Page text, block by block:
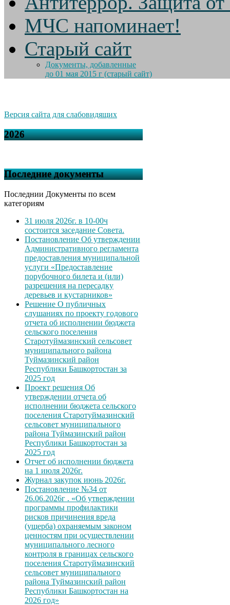
МЧС напоминает!
Старый сайт
Документы, добавленные
до 01 мая 2015 г (старый сайт)
Версия сайта для слабовидящих
2026
Последние документы
Последнии Документы по всем
категориям
31 июля 2026г. в 10-00ч
состоится заседание Совета.
Постановление Об утверждении
Административного регламента
предоставления муниципальной
услуги «Предоставление
порубочного билета и (или)
разрешения на пересадку
деревьев и кустарников»
Решение О публичных
слушаниях по проекту годового
отчета об исполнении бюджета
сельского поселения
Старотуймазинский сельсовет
муниципального района
Туймазинский район
Республики Башкортостан за
2025 год
Проект решения Об
утверждении отчета об
исполнении бюджета сельского
поселения Старотуймазинский
сельсовет муниципального
района Туймазинский район
Республики Башкортостан за
2025 год
Отчет об исполнении бюджета
на 1 июля 2026г.
Журнал закупок июнь 2026г.
Постановление №34 от
26.06.2026г . «Об утверждении
программы профилактики
рисков причинения вреда
(ущерба) охраняемым законом
ценностям при осуществлении
муниципального лесного
контроля в границах сельского
поселения Старотуймазинский
сельсовет муниципального
района Туймазинский район
Республики Башкортостан на
2026 год»